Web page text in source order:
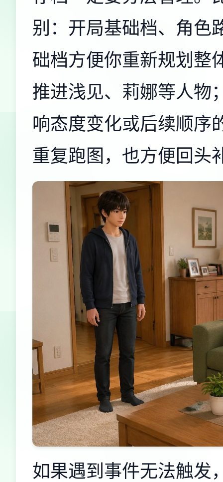
别：开局基础档、角色
础档方便你重新规划整
推进浅见、莉娜等人物
响态度变化或后续顺序
重复跑图，也方便回头
如果遇到事件无法触发